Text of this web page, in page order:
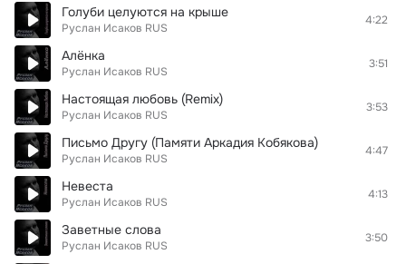
Голуби целуются на крыше
Руслан Исаков RUS
4:22
Алёнка
Руслан Исаков RUS
3:51
Настоящая любовь (Remix)
Руслан Исаков RUS
3:53
Письмо Другу (Памяти Аркадия Кобякова)
Руслан Исаков RUS
4:47
Невеста
Руслан Исаков RUS
4:13
Заветные слова
Руслан Исаков RUS
3:50